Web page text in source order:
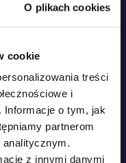
O plikach cookies
cookie
treści
i
Informacje o tym, jak
partnerom
analitycznym.
z innymi danymi
pracy